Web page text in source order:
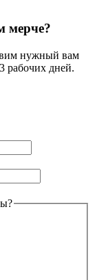
мерче?
нужный вам
рабочих дней.